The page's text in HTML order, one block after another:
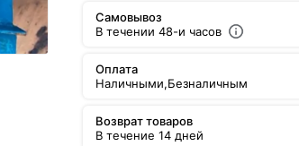
Самовывоз
В течении 48-и часов
Оплата
Наличными,Безналичным
Возврат товаров
В течение 14 дней